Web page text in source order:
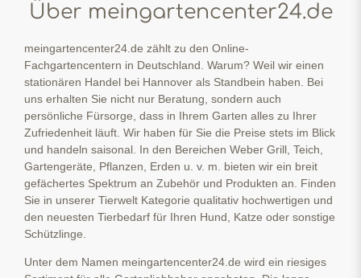
Über meingartencenter24.de
meingartencenter24.de zählt zu den Online-
Fachgartencentern in Deutschland. Warum? Weil wir einen
stationären Handel bei Hannover als Standbein haben. Bei
uns erhalten Sie nicht nur Beratung, sondern auch
persönliche Fürsorge, dass in Ihrem Garten alles zu Ihrer
Zufriedenheit läuft. Wir haben für Sie die Preise stets im Blick
und handeln saisonal. In den Bereichen Weber Grill, Teich,
Gartengeräte, Pflanzen, Erden u. v. m. bieten wir ein breit
gefächertes Spektrum an Zubehör und Produkten an. Finden
Sie in unserer Tierwelt Kategorie qualitativ hochwertigen und
den neuesten Tierbedarf für Ihren Hund, Katze oder sonstige
Schützlinge.
Unter dem Namen meingartencenter24.de wird ein riesiges